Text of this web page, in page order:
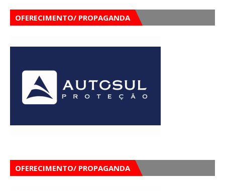
OFERECIMENTO/ PROPAGANDA
OFERECIMENTO/ PROPAGANDA